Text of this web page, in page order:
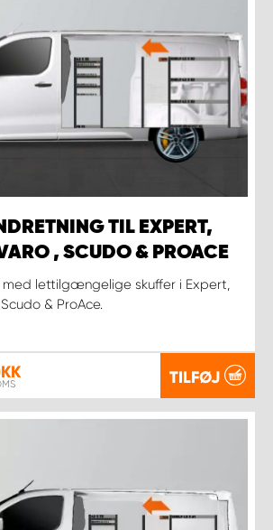
TIL EXPERT,
, SCUDO & PROACE
med lettilgængelige skuffer i Expert,
& ProAce.
TILFØJ